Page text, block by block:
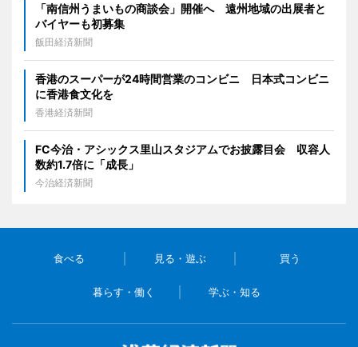
「南信州うまいもの商談会」開催へ 遠州地域の出展者と
バイヤーも初募集
飯田経済新聞
香港のスーパーが24時間営業のコンビニ 日本式コンビニ
に香港食文化を
香港経済新聞
FC今治・アシックス里山スタジアムでお披露目会 収容人
数約1.7倍に「成長」
今治経済新聞
食べる 見る・遊ぶ 買う
暮らす・働く 学ぶ・知る